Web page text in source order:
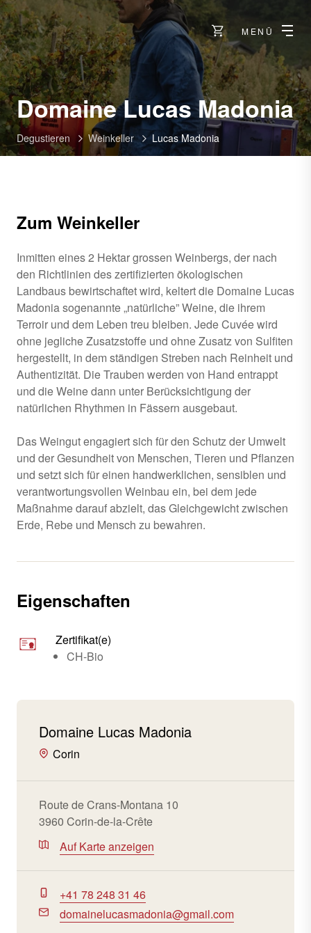
MENÜ
Domaine Lucas Madonia-
Degustieren Weinkeller Lucas Madonia
Zum Weinkeller
Inmitten eines 2 Hektar grossen Weinbergs, der nach
den Richtlinien des zertifizierten ökologischen
Landbaus bewirtschaftet wird, keltert die Domaine Lucas
Madonia sogenannte „natürliche” Weine, die ihrem
Terroir und dem Leben treu bleiben. Jede Cuvée wird
ohne jegliche Zusatzstoffe und ohne Zusatz von Sulfiten
hergestellt, in dem ständigen Streben nach Reinheit und
Authentizität. Die Trauben werden von Hand entrappt
und die Weine dann unter Berücksichtigung der
natürlichen Rhythmen in Fässern ausgebaut.
Das Weingut engagiert sich für den Schutz der Umwelt
und der Gesundheit von Menschen, Tieren und Pflanzen
und setzt sich für einen handwerklichen, sensiblen und
verantwortungsvollen Weinbau ein, bei dem jede
Maßnahme darauf abzielt, das Gleichgewicht zwischen
Erde, Rebe und Mensch zu bewahren.
Eigenschaften
Zertifikat(e)
CH-Bio
Domaine Lucas Madonia
Corin
Route de Crans-Montana 10
3960 Corin-de-la-Crête
Auf Karte anzeigen
+41 78 248 31 46
domainelucasmadonia@gmail.com